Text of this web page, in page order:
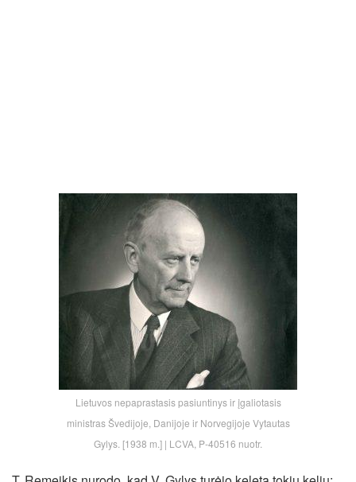
Lietuvos nepaprastasis pasiuntinys ir įgaliotasis
ministras Švedijoje, Danijoje ir Norvegijoje Vytautas
Gylys. [1938 m.] | LCVA, P-40516 nuotr.